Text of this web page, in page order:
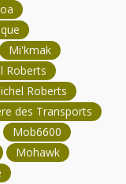
Mi'kmak
Roberts
Roberts
des Transports
Mob6600
Mohawk